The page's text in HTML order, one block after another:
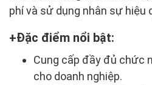
phí và sử dụng nhân sự hiệu
Đặc điểm nổi bật:
Cung cấp đầy đủ chức
cho doanh nghiệp.